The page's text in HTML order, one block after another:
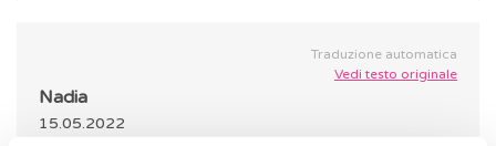
Traduzione automatica
Vedi testo originale
Nadia
15.05.2022